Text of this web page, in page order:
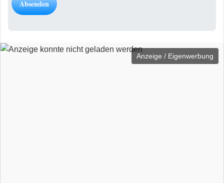
Anzeige / Eigenwerbung